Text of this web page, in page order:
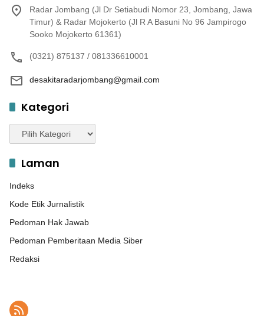
Radar Jombang (Jl Dr Setiabudi Nomor 23, Jombang, Jawa
Timur) & Radar Mojokerto (Jl R A Basuni No 96 Jampirogo
Sooko Mojokerto 61361)
(0321) 875137 / 081336610001
desakitaradarjombang@gmail.com
Kategori
Kategori
Laman
Indeks
Kode Etik Jurnalistik
Pedoman Hak Jawab
Pedoman Pemberitaan Media Siber
Redaksi